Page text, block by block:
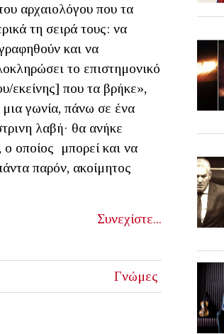
αρχαιολόγου που τα
τη σειρά τους: να
και να
το επιστημονικό
εκείνης] που τα βρήκε»,
γωνία, πάνω σε ένα
λαβή· θα ανήκε
οποίος μπορεί και να
παρόν, ακοίμητος
Συνεχίστε...
Γνώμες